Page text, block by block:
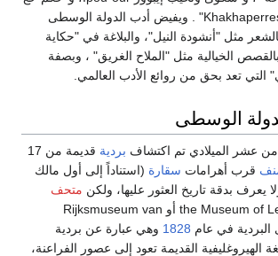
خبررع سنب Khakhaperreseneb" . ويفيض أدب الدولة الوسطى
مثل "أنشودة النيل"، والبلاغة في "حكاية
الخيالية مثل "الملاح الغريق" ، وبصفة
تعد بحق من روائع الأدب العالمي.
الوسطى
عشر الميلادي تم اكتشاف بردية
قديمة من 17
قرب أهرامات سقارة (استناداً إلى أول مالك
يعرف بدقة تاريخ العثور عليها، ولكن متحف
(the Museum of Leiden أو Rijksmuseum van
1828 وهي عبارة عن بردية
الهيروغليفية القديمة تعود إلى عصور الفراعنة،